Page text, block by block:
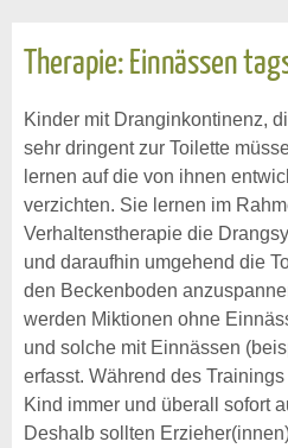
Therapie: Einnässen
Kinder mit Dranginkontinenz,
sehr dringent zur Toilette
lernen auf die von ihnen
verzichten. Sie lernen im
Verhaltenstherapie die
und daraufhin umgehend die
den Beckenboden
werden Miktionen ohne
und solche mit Einnässen
erfasst. Während des
Kind immer und überall sofort
Deshalb sollten